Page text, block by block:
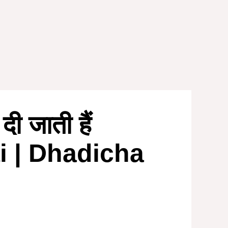
जाती हैं
| Dhadicha